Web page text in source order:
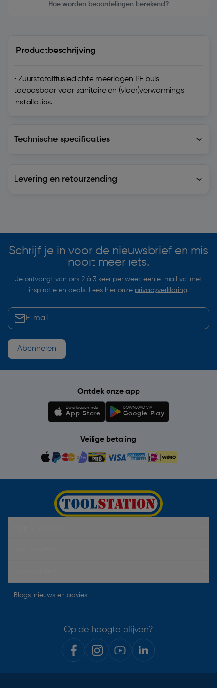
Hoe worden beoordelingen berekend?
Productbeschrijving
• Zuurstofdiffusiedichte meerlagen PE buis
toepasbaar voor sanitaire en (vloer)verwarmings
installaties.
Technische specificaties
Levering en retourzending
Schrijf je in voor de nieuwsbrief en mis
nooit meer iets.
Je ontvangt van ons 2 à 3 keer per week een e-mail vol met
inspiratie en deals. Lees hier onze privacyverklaring.
Abonneren
Ontdek onze app
Downloaden in de
App Store
DOWNLOAD VIA
Google Play
Veilige betaling
Blogs, nieuws en advies
Op de hoogte blijven?